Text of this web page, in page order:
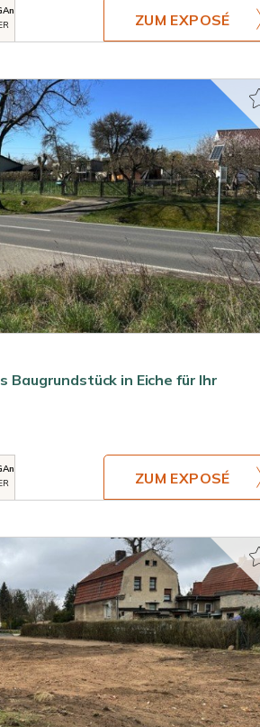
ZUM EXPOSÉ
Baugrundstück in Eiche für Ihr
ZUM EXPOSÉ